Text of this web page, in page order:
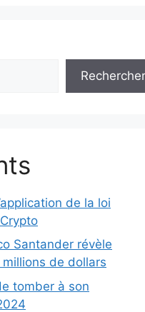
Rechercher
de la loi
Santander révèle
de dollars
tomber à son